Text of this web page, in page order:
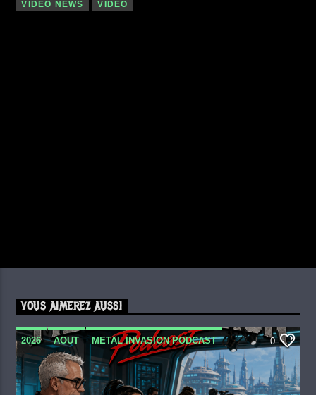
VIDEO NEWS VIDÉO
VOUS AIMEREZ AUSSI
2026 AOUT METAL INVASION PODCAST 0